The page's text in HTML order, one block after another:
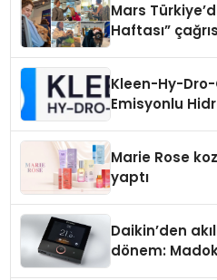
Mars
Haftası”
Kleen-Hy-Dro-
Emisyonlu
Marie Rose
yaptı
Daikin’den
dönem: